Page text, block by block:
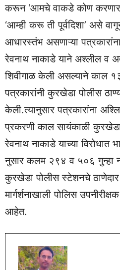
करून ‘आमचे वाकडे कोण
‘आम्ही करू ती पूर्वदिशा’ असे
आधारस्तंभ असणाऱ्या
रेवनाथ नाकाडे याने अश्लील व
शिवीगाळ केली असल्याने काल
पत्रकारांनी कुरखेडा पोलीस
केली.त्यानुसार पत्रकारांना
प्रकरणी काल सायंकाळी
रेवनाथ नाकाडे याच्या विरोधात
नुसार कलम २९४ व ५०६ गुन्हा
कुरखेडा पोलीस स्टेशनचे ठाणेदार
मार्गर्शनाखाली पोलिस
आहेत.